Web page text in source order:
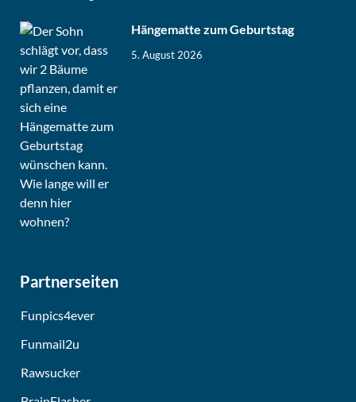
Hängematte zum Geburtstag
5. August 2026
Partnerseiten
Funpics4ever
Funmail2u
Rawsucker